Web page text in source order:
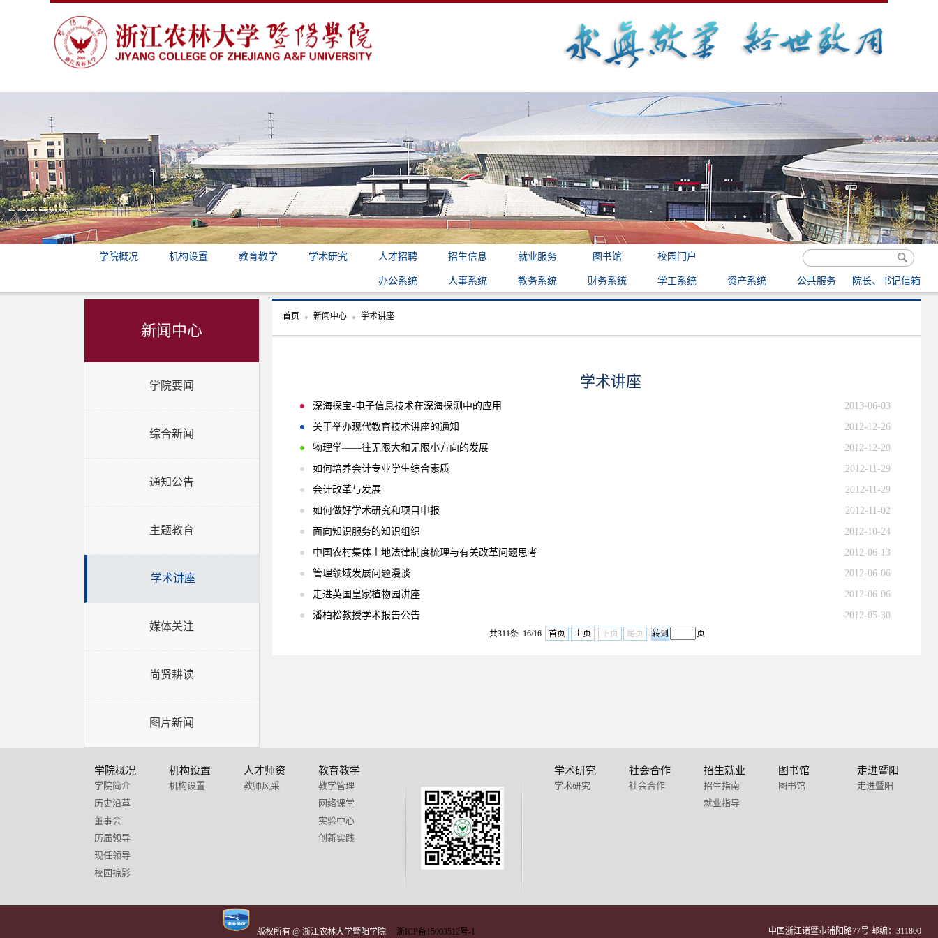
学院概况 机构设置 教育教学 学术研究 人才招聘 招生信息 就业服务 图书馆 校园门户
办公系统 人事系统 教务系统 财务系统 学工系统 资产系统 公共服务 院长、书记信箱
新闻中心
学院要闻
综合新闻
通知公告
主题教育
学术讲座
媒体关注
尚贤耕读
图片新闻
首页 新闻中心 学术讲座
学术讲座
2013-06-03
深海探宝-电子信息技术在深海探测中的应用
2012-12-26
关于举办现代教育技术讲座的通知
2012-12-20
物理学——往无限大和无限小方向的发展
2012-11-29
如何培养会计专业学生综合素质
2012-11-29
会计改革与发展
2012-11-02
如何做好学术研究和项目申报
2012-10-24
面向知识服务的知识组织
2012-06-13
中国农村集体土地法律制度梳理与有关改革问题思考
2012-06-06
管理领域发展问题漫谈
2012-06-06
走进英国皇家植物园讲座
2012-05-30
潘柏松教授学术报告公告
共311条 16/16 首页 上页 下页 尾页 页
学院概况
学院简介
历史沿革
董事会
历届领导
现任领导
校园掠影
机构设置
机构设置
人才师资
教师风采
教育教学
教学管理
网络课堂
实验中心
创新实践
学术研究
学术研究
社会合作
社会合作
招生就业
招生指南
就业指导
图书馆
图书馆
走进暨阳
走进暨阳
版权所有 @ 浙江农林大学暨阳学院 浙ICP备15003512号-1 中国浙江诸暨市浦阳路77号 邮编：311800